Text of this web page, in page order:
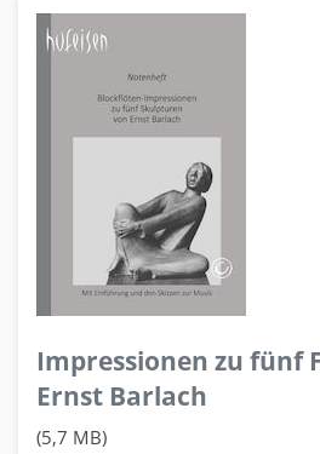
Impressionen zu fünf
Ernst Barlach
(5,7 MB)